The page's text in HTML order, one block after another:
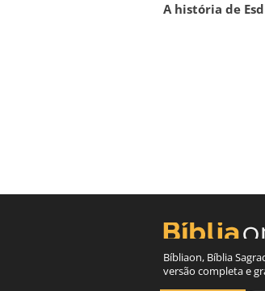
A história de
Bíbliaon, Bíblia
versão completa e